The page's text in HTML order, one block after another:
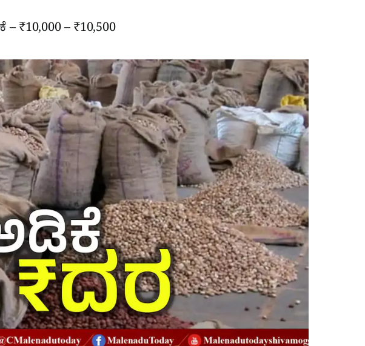
₹10,000 – ₹10,500